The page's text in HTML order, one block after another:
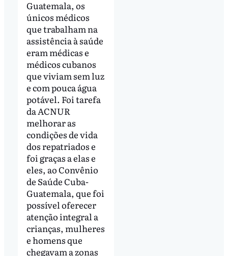
Guatemala, os
únicos médicos
que trabalham na
assistência à saúde
eram médicas e
médicos cubanos
que viviam sem luz
e com pouca água
potável. Foi tarefa
da ACNUR
melhorar as
condições de vida
dos repatriados e
foi graças a elas e
eles, ao Convênio
de Saúde Cuba-
Guatemala, que foi
possível oferecer
atenção integral a
crianças, mulheres
e homens que
chegavam a zonas